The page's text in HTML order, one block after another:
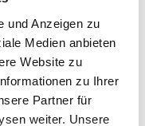
und Anzeigen zu
Medien anbieten
Website zu
zu Ihrer
Partner für
weiter. Unsere
enthalten.